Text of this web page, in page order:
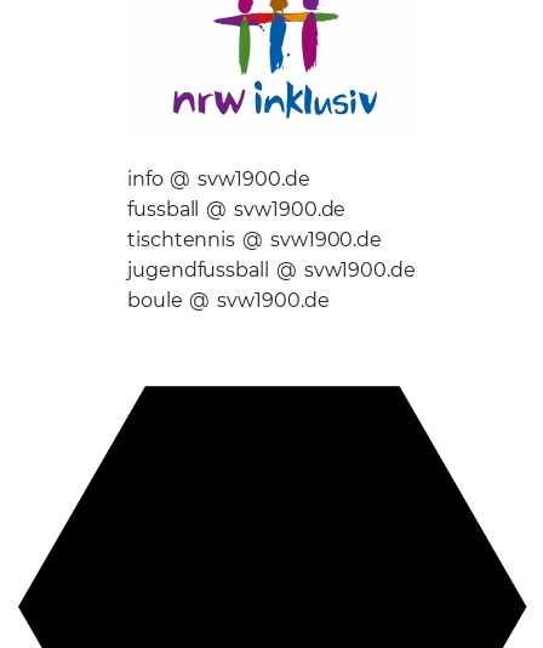
info @ svw1900.de
fussball @ svw1900.de
tischtennis @ svw1900.de
jugendfussball @ svw1900.de
boule @ svw1900.de